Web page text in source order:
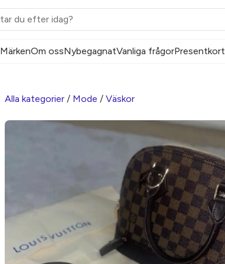
MärkenOm ossNybegagnatVanliga frågorPresentkort
Alla kategorier / Mode / Väskor